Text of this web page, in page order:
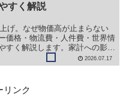
すく解説
げ。なぜ物価高が止まらない
価格・物流費・人件費・世界情
く解説します。家計への影響
についても詳しく紹介します。
2026.07.17
リンク